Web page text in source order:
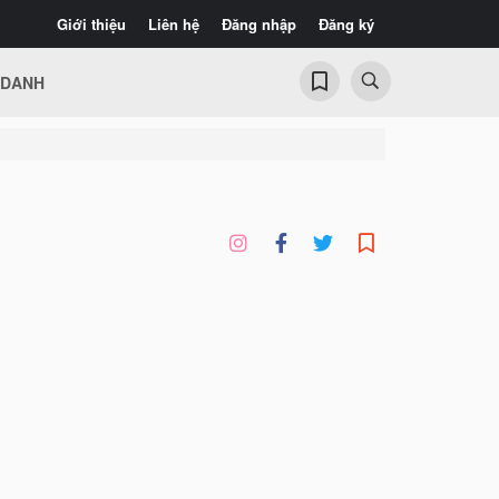
Giới thiệu Liên hệ Đăng nhập Đăng ký